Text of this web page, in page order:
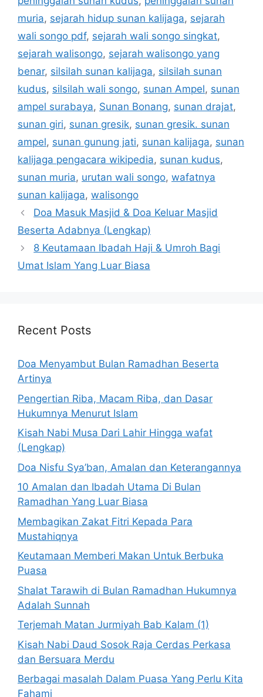
muria, sejarah hidup sunan kalijaga, sejarah
wali songo pdf, sejarah wali songo singkat,
sejarah walisongo, sejarah walisongo yang
benar, silsilah sunan kalijaga, silsilah sunan
kudus, silsilah wali songo, sunan Ampel, sunan
ampel surabaya, Sunan Bonang, sunan drajat,
sunan giri, sunan gresik, sunan gresik. sunan
ampel, sunan gunung jati, sunan kalijaga, sunan
kalijaga pengacara wikipedia, sunan kudus,
sunan muria, urutan wali songo, wafatnya
sunan kalijaga, walisongo
Doa Masuk Masjid & Doa Keluar Masjid
Beserta Adabnya (Lengkap)
8 Keutamaan Ibadah Haji & Umroh Bagi
Umat Islam Yang Luar Biasa
Recent Posts
Doa Menyambut Bulan Ramadhan Beserta
Artinya
Pengertian Riba, Macam Riba, dan Dasar
Hukumnya Menurut Islam
Kisah Nabi Musa Dari Lahir Hingga wafat
(Lengkap)
Doa Nisfu Sya’ban, Amalan dan Keterangannya
10 Amalan dan Ibadah Utama Di Bulan
Ramadhan Yang Luar Biasa
Membagikan Zakat Fitri Kepada Para
Mustahiqnya
Keutamaan Memberi Makan Untuk Berbuka
Puasa
Shalat Tarawih di Bulan Ramadhan Hukumnya
Adalah Sunnah
Terjemah Matan Jurmiyah Bab Kalam (1)
Kisah Nabi Daud Sosok Raja Cerdas Perkasa
dan Bersuara Merdu
Berbagai masalah Dalam Puasa Yang Perlu Kita
Fahami